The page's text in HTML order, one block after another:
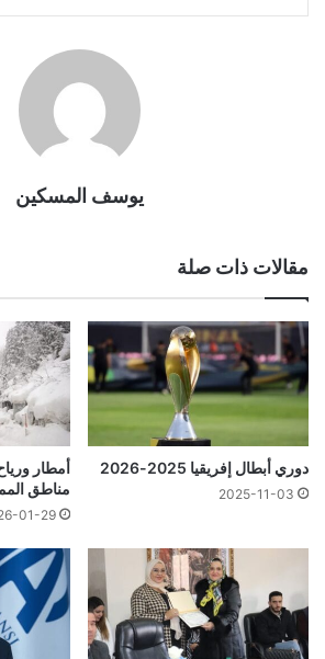
يوسف المسكين
مقالات ذات صلة
دوري أبطال إفريقيا 2025-2026
2025-11-03
أمطار
مناطق
01-29